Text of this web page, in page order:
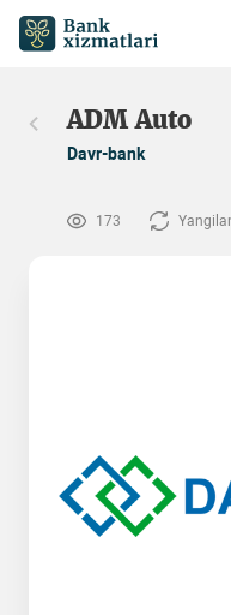
ADM Auto
Davr-bank
173